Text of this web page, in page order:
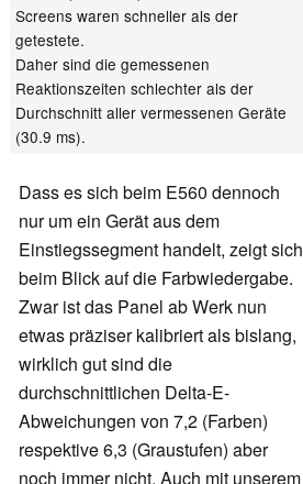
Screens waren schneller als der
getestete.
Daher sind die gemessenen
Reaktionszeiten schlechter als der
Durchschnitt aller vermessenen Geräte
(30.9 ms).
Dass es sich beim E560 dennoch
nur um ein Gerät aus dem
Einstiegssegment handelt, zeigt sich
beim Blick auf die Farbwiedergabe.
Zwar ist das Panel ab Werk nun
etwas präziser kalibriert als bislang,
wirklich gut sind die
durchschnittlichen Delta-E-
Abweichungen von 7,2 (Farben)
respektive 6,3 (Graustufen) aber
noch immer nicht. Auch mit unserem